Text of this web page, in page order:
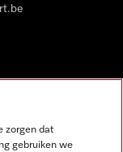
zorgen dat
gebruiken we